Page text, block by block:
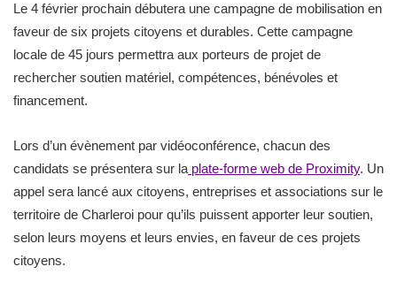
Le 4 février prochain débutera une campagne de mobilisation en
faveur de six projets citoyens et durables. Cette campagne
locale de 45 jours permettra aux porteurs de projet de
rechercher soutien matériel, compétences, bénévoles et
financement.
Lors d’un évènement par vidéoconférence, chacun des
candidats se présentera sur la plate-forme web de Proximity. Un
appel sera lancé aux citoyens, entreprises et associations sur le
territoire de Charleroi pour qu’ils puissent apporter leur soutien,
selon leurs moyens et leurs envies, en faveur de ces projets
citoyens.